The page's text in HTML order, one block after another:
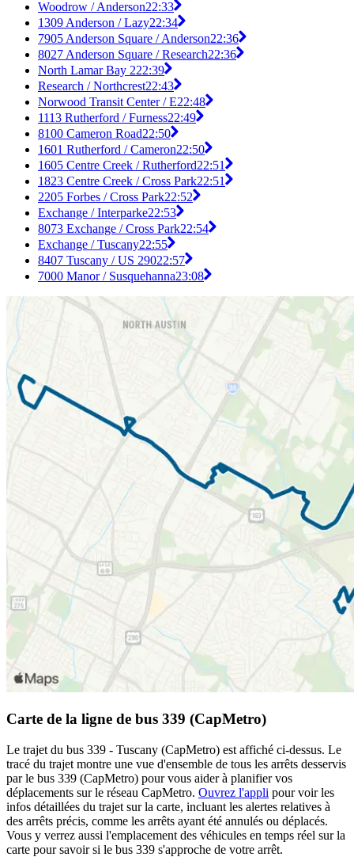
Woodrow / Anderson22:33
1309 Anderson / Lazy22:34
7905 Anderson Square / Anderson22:36
8027 Anderson Square / Research22:36
North Lamar Bay 222:39
Research / Northcrest22:43
Norwood Transit Center / E22:48
1113 Rutherford / Furness22:49
8100 Cameron Road22:50
1601 Rutherford / Cameron22:50
1605 Centre Creek / Rutherford22:51
1823 Centre Creek / Cross Park22:51
2205 Forbes / Cross Park22:52
Exchange / Interparke22:53
8073 Exchange / Cross Park22:54
Exchange / Tuscany22:55
8407 Tuscany / US 29022:57
7000 Manor / Susquehanna23:08
Carte de la ligne de bus 339 (CapMetro)
Le trajet du bus 339 - Tuscany (CapMetro) est affiché ci-dessus. Le
tracé du trajet montre une vue d'ensemble de tous les arrêts desservis
par le bus 339 (CapMetro) pour vous aider à planifier vos
déplacements sur le réseau CapMetro. Ouvrez l'appli pour voir les
infos détaillées du trajet sur la carte, incluant les alertes relatives à
des arrêts précis, comme les arrêts ayant été annulés ou déplacés.
Vous y verrez aussi l'emplacement des véhicules en temps réel sur la
carte pour savoir si le bus 339 s'approche de votre arrêt.